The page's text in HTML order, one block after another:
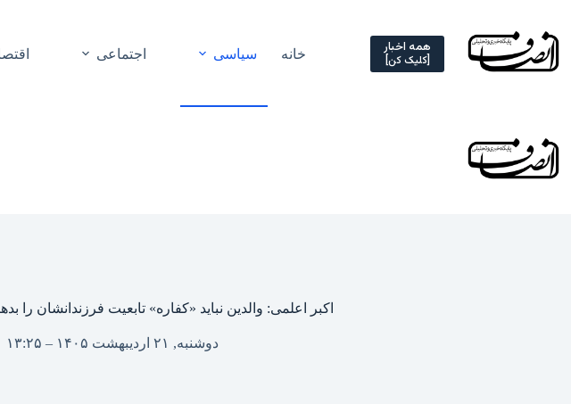
content
همه اخبار
[کلیک کن] خانه سیاسی اجتماعی
اکبر اعلمی: والدین نباید «کفاره» تابعیت فرزندانشان
دوشنبه, ۲۱ اردیبهشت ۱۴۰۵ – ۱۳:۲۵